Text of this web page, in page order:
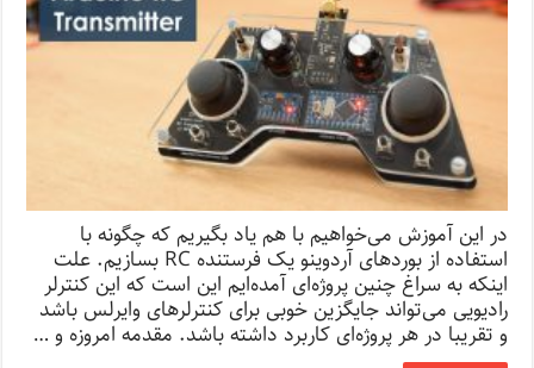
در این آموزش می‌خواهیم با هم یاد بگیریم که چگونه با
استفاده از بوردهای آردوینو یک فرستنده RC بسازیم. علت
اینکه به سراغ چنین پروژه‌ای آمده‌ایم این است که این کنترلر
رادیویی می‌تواند جایگزین خوبی برای کنترلرهای وایرلس باشد
و تقریبا در هر پروژه‌ای کاربرد داشته باشد. مقدمه امروزه و …